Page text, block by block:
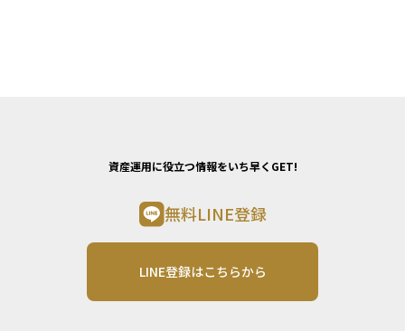
資産運用に役立つ情報をいち早くGET!
無料LINE登録
LINE登録はこちらから